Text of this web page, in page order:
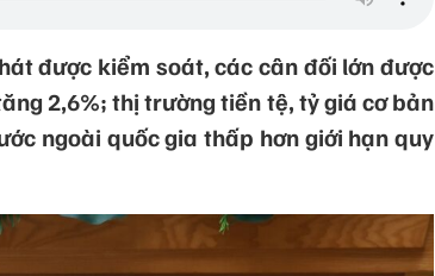
được kiểm soát, các cân đối lớn được
2,6%; thị trường tiền tệ, tỷ giá cơ bản
ngoài quốc gia thấp hơn giới hạn quy